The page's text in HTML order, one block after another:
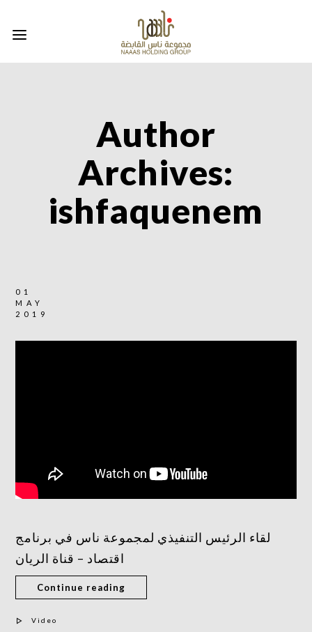
Author
Archives:
ishfaquenem
01
MAY
2019
لقاء الرئيس التنفيذي لمجموعة ناس في برنامج
اقتصاد – قناة الريان
Continue reading
Video